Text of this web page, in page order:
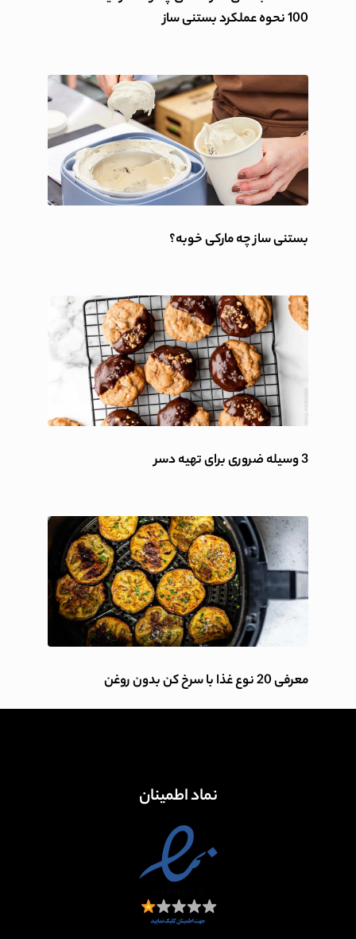
100 نحوه عملکرد بستنی ساز
بستنی ساز چه مارکی خوبه؟
3 وسیله ضروری برای تهیه دسر
معرفی 20 نوع غذا با سرخ کن بدون روغن
نماد اطمینان